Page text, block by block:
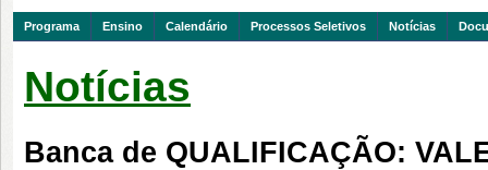
Programa Ensino Calendário Processos Seletivos Notícias
Notícias
Banca de QUALIFICAÇÃO: